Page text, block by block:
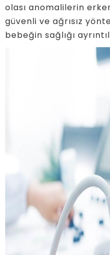
olası anomalilerin
güvenli ve ağrısız
bebeğin sağlığı